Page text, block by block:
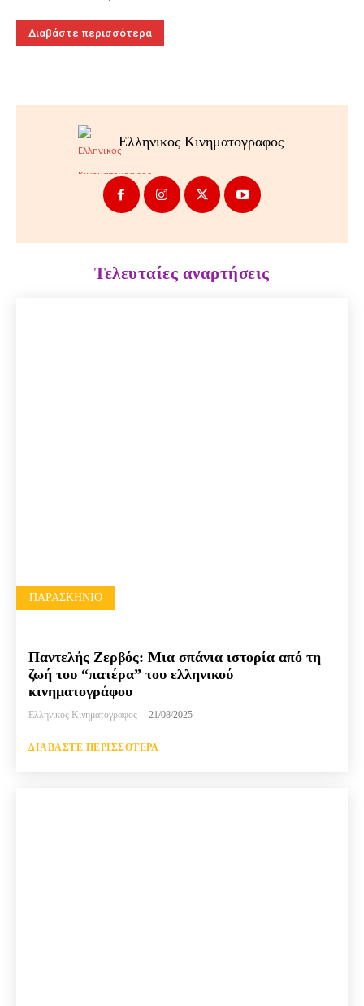
Διαβάστε περισσότερα
Ελληνικος Κινηματογραφος
Τελευταίες αναρτήσεις
ΠΑΡΑΣΚΉΝΙΟ
Παντελής Ζερβός: Μια σπάνια ιστορία από τη
ζωή του “πατέρα” του ελληνικού
κινηματογράφου
Ελληνικος Κινηματογραφος - 21/08/2025
ΔΙΑΒΆΣΤΕ ΠΕΡΙΣΣΌΤΕΡΑ